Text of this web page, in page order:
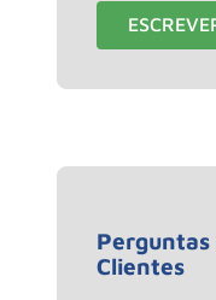
Perguntas
Clientes